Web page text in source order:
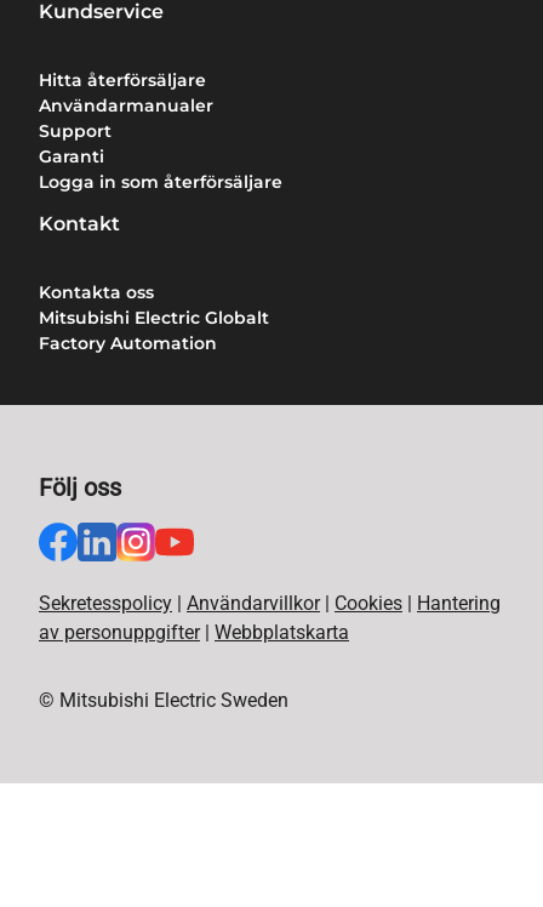
Kundservice
Hitta återförsäljare
Användarmanualer
Support
Garanti
Logga in som återförsäljare
Kontakt
Kontakta oss
Mitsubishi Electric Globalt
Factory Automation
Följ oss
Sekretesspolicy | Användarvillkor | Cookies | Hantering
av personuppgifter | Webbplatskarta
© Mitsubishi Electric Sweden